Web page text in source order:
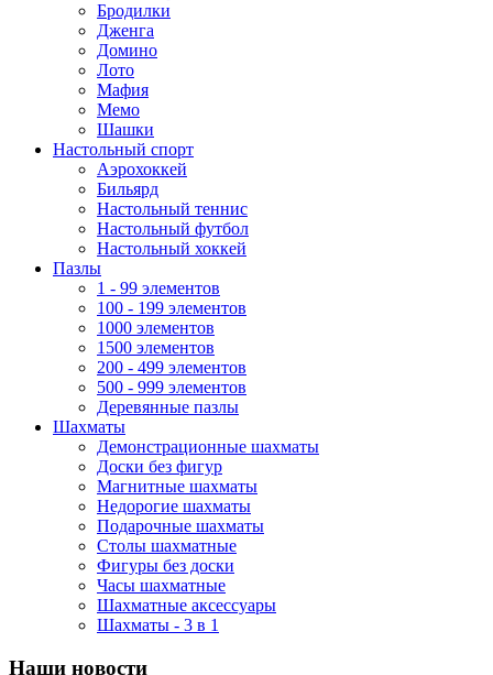
Бродилки
Дженга
Домино
Лото
Мафия
Мемо
Шашки
Настольный спорт
Аэрохоккей
Бильярд
Настольный теннис
Настольный футбол
Настольный хоккей
Пазлы
1 - 99 элементов
100 - 199 элементов
1000 элементов
1500 элементов
200 - 499 элементов
500 - 999 элементов
Деревянные пазлы
Шахматы
Демонстрационные шахматы
Доски без фигур
Магнитные шахматы
Недорогие шахматы
Подарочные шахматы
Столы шахматные
Фигуры без доски
Часы шахматные
Шахматные аксессуары
Шахматы - 3 в 1
Наши новости